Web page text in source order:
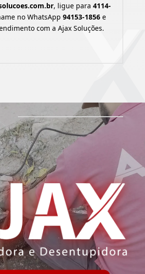
, ligue para 4114-
no WhatsApp94153-1856 e
com a Ajax Soluções.